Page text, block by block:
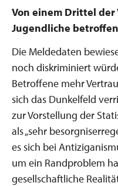
Von einem Drittel
Jugendliche betroffen
Die Meldedaten
noch diskriminiert
Betroffene mehr
sich das Dunkelfeld
zur Vorstellung der
als „sehr
es sich bei
um ein Randproblem
gesellschaftliche